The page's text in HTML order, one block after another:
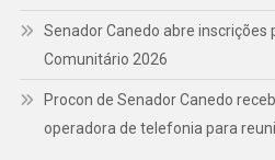
Senador Canedo abre inscrições
Comunitário 2026
Procon de Senador Canedo
operadora de telefonia para